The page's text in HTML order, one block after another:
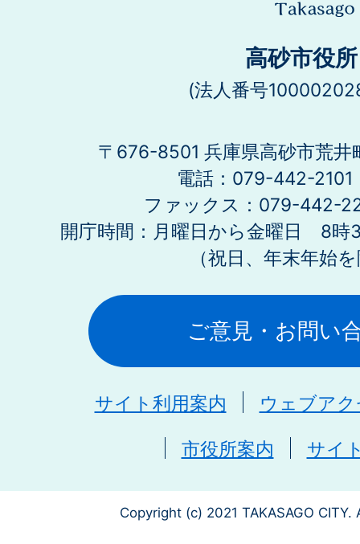
高砂市役所
(法人番号
〒676-8501 兵庫県高砂市荒井
電話：079-442-2101
ファックス：079-442-
開庁時間：月曜日から金曜日 8時
（祝日、年末年始
ご意見・お問い
サイト利用案内 ウェブア
市役所案内 サイ
Copyright (c) 2021 TAKASAGO CITY.